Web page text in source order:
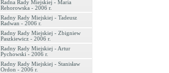
Radna Rady Miejskiej - Maria
Rehorowska - 2006 r.
Radny Rady Miejskiej - Tadeusz
Radwan - 2006 r.
Radny Rady Miejskiej - Zbigniew
Paszkiewicz - 2006 r.
Radny Rady Miejskiej - Artur
Pychowski - 2006 r.
Radny Rady Miejskiej - Stanisław
Ordon - 2006 r.